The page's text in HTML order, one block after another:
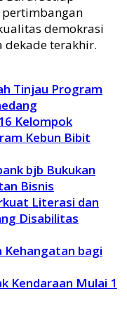
demokrasi
dekade terakhir.
Tinjau Program
Kelompok
Kebun Bibit
bjb Bukukan
Bisnis
Literasi dan
Disabilitas
Kehangatan bagi
Kendaraan Mulai 1